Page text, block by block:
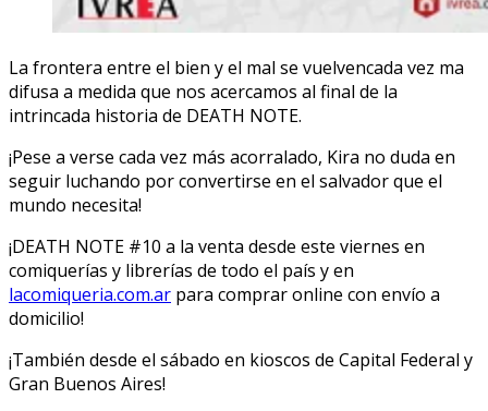
La frontera entre el bien y el mal se vuelvencada vez ma
difusa a medida que nos acercamos al final de la
intrincada historia de DEATH NOTE.
¡Pese a verse cada vez más acorralado, Kira no duda en
seguir luchando por convertirse en el salvador que el
mundo necesita!
¡DEATH NOTE #10 a la venta desde este viernes en
comiquerías y librerías de todo el país y en
lacomiqueria.com.ar para comprar online con envío a
domicilio!
¡También desde el sábado en kioscos de Capital Federal y
Gran Buenos Aires!